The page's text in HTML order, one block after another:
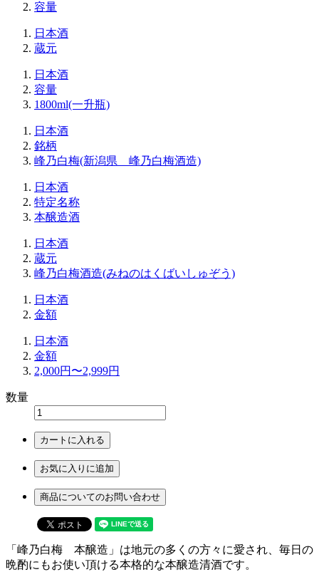
容量
日本酒
蔵元
日本酒
容量
1800ml(一升瓶)
日本酒
銘柄
峰乃白梅(新潟県 峰乃白梅酒造)
日本酒
特定名称
本醸造酒
日本酒
蔵元
峰乃白梅酒造(みねのはくばいしゅぞう)
日本酒
金額
日本酒
金額
2,000円〜2,999円
数量
カートに入れる
お気に入りに追加
商品についてのお問い合わせ
「峰乃白梅 本醸造」は地元の多くの方々に愛され、毎日の
晩酌にもお使い頂ける本格的な本醸造清酒です。